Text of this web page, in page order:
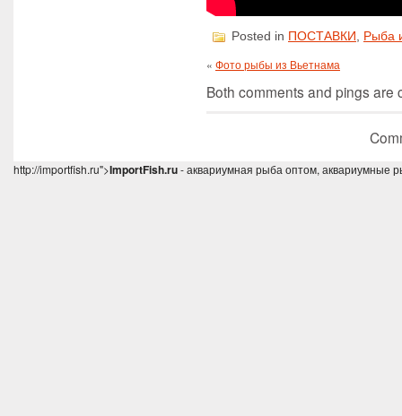
Posted in ПОСТАВКИ, Рыба
« Фото рыбы из Вьетнама
Both comments and pings are
http://importfish.ru">ImportFish.ru- аквариумная рыба оптом, аквариумные